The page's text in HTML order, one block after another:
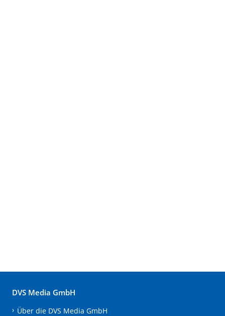
DVS Media GmbH
Über die DVS Media GmbH